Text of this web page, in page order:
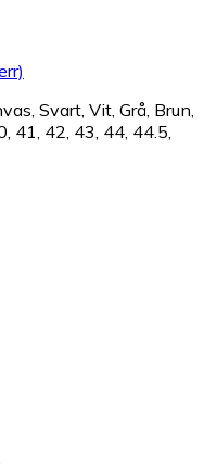
Svart, Vit, Grå, Brun,
41, 42, 43, 44, 44.5,